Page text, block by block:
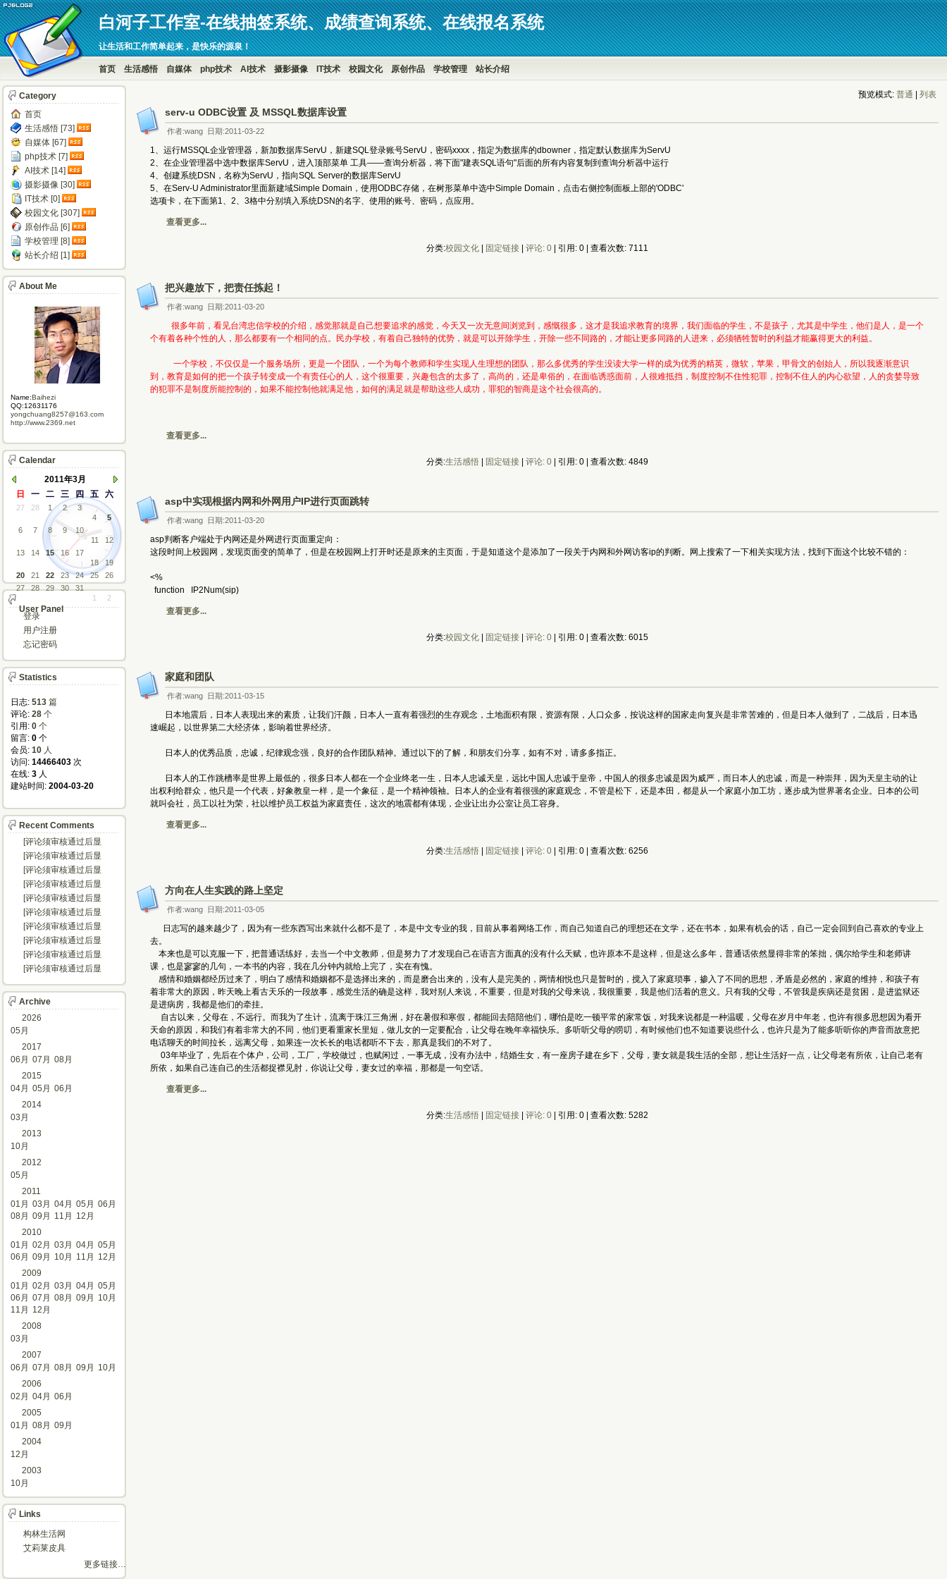
白河子工作室-在线抽签系统、成绩查询系统、在线报名系统
让生活和工作简单起来，是快乐的源泉！
首页 生活感悟 自媒体 php技术 AI技术 摄影摄像 IT技术 校园文化 原创作品 学校管理 站长介绍
预览模式: 普通 列表
serv-u ODBC设置 及 MSSQL数据库设置
作者:wang 日期:2011-03-22
1、运行MSSQL企业管理器，新加数据库ServU，新建SQL登录账号ServU，密码xxxx，指定为数据库的dbowner，指定默认数据库为ServU
2、在企业管理器中选中数据库ServU，进入顶部菜单 工具——查询分析器，将下面"建表SQL语句"后面的所有内容复制到查询分析器中运行
4、创建系统DSN，名称为ServU，指向SQL Server的数据库ServU
5、在Serv-U Administrator里面新建域Simple Domain，使用ODBC存储，在树形菜单中选中Simple Domain，点击右侧控制面板上部的'ODBC'
选项卡，在下面第1、2、3格中分别填入系统DSN的名字、使用的账号、密码，点应用。
查看更多...
分类:校园文化| 固定链接| 评论: 0| 引用: 0 | 查看次数: 7111
把兴趣放下，把责任拣起！
作者:wang 日期:2011-03-20
很多年前，看见台湾忠信学校的介绍，感觉那就是自己想要追求的感觉，今天又一次无意间浏览到，感慨很多，这才是我追求教育的境界，我们面临的学生，不是孩子，尤其是中学生，他们是人，是一个
个有着各种个性的人，那么都要有一个相同的点。民办学校，有着自己独特的优势，就是可以开除学生，开除一些不同路的，才能让更多同路的人进来，必须牺牲暂时的利益才能赢得更大的利益。
一个学校，不仅仅是一个服务场所，更是一个团队，一个为每个教师和学生实现人生理想的团队，那么多优秀的学生没读大学一样的成为优秀的精英，微软，苹果，甲骨文的创始人，所以我逐渐意识
到，教育是如何的把一个孩子转变成一个有责任心的人，这个很重要，兴趣包含的太多了，高尚的，还是卑俗的，在面临诱惑面前，人很难抵挡，制度控制不住性犯罪，控制不住人的内心欲望，人的贪婪导致
的犯罪不是制度所能控制的，如果不能控制他就满足他，如何的满足就是帮助这些人成功，罪犯的智商是这个社会很高的。
查看更多...
分类:生活感悟| 固定链接| 评论: 0| 引用: 0 | 查看次数: 4849
asp中实现根据内网和外网用户IP进行页面跳转
作者:wang 日期:2011-03-20
asp判断客户端处于内网还是外网进行页面重定向：
这段时间上校园网，发现页面变的简单了，但是在校园网上打开时还是原来的主页面，于是知道这个是添加了一段关于内网和外网访客ip的判断。网上搜索了一下相关实现方法，找到下面这个比较不错的：
<%
function IP2Num(sip)
查看更多...
分类:校园文化| 固定链接| 评论: 0| 引用: 0 | 查看次数: 6015
家庭和团队
作者:wang 日期:2011-03-15
日本地震后，日本人表现出来的素质，让我们汗颜，日本人一直有着强烈的生存观念，土地面积有限，资源有限，人口众多，按说这样的国家走向复兴是非常苦难的，但是日本人做到了，二战后，日本迅
速崛起，以世界第二大经济体，影响着世界经济。
日本人的优秀品质，忠诚，纪律观念强，良好的合作团队精神。通过以下的了解，和朋友们分享，如有不对，请多多指正。
日本人的工作跳槽率是世界上最低的，很多日本人都在一个企业终老一生，日本人忠诚天皇，远比中国人忠诚于皇帝，中国人的很多忠诚是因为威严，而日本人的忠诚，而是一种崇拜，因为天皇主动的让
出权利给群众，他只是一个代表，好象教皇一样，是一个象征，是一个精神领袖。日本人的企业有着很强的家庭观念，不管是松下，还是本田，都是从一个家庭小加工坊，逐步成为世界著名企业。日本的公司
就叫会社，员工以社为荣，社以维护员工权益为家庭责任，这次的地震都有体现，企业让出办公室让员工容身。
查看更多...
分类:生活感悟| 固定链接| 评论: 0| 引用: 0 | 查看次数: 6256
方向在人生实践的路上坚定
作者:wang 日期:2011-03-05
日志写的越来越少了，因为有一些东西写出来就什么都不是了，本是中文专业的我，目前从事着网络工作，而自己知道自己的理想还在文学，还在书本，如果有机会的话，自己一定会回到自己喜欢的专业上
去。
本来也是可以克服一下，把普通话练好，去当一个中文教师，但是努力了才发现自己在语言方面真的没有什么天赋，也许原本不是这样，但是这么多年，普通话依然显得非常的笨拙，偶尔给学生和老师讲
课，也是寥寥的几句，一本书的内容，我在几分钟内就给上完了，实在有愧。
感情和婚姻都经历过来了，明白了感情和婚姻都不是选择出来的，而是磨合出来的，没有人是完美的，两情相悦也只是暂时的，搅入了家庭琐事，掺入了不同的思想，矛盾是必然的，家庭的维持，和孩子有
着非常大的原因，昨天晚上看古天乐的一段故事，感觉生活的确是这样，我对别人来说，不重要，但是对我的父母来说，我很重要，我是他们活着的意义。只有我的父母，不管我是疾病还是贫困，是进监狱还
是进病房，我都是他们的牵挂。
自古以来，父母在，不远行。而我为了生计，流离于珠江三角洲，好在暑假和寒假，都能回去陪陪他们，哪怕是吃一顿平常的家常饭，对我来说都是一种温暖，父母在岁月中年老，也许有很多思想因为看开
天命的原因，和我们有着非常大的不同，他们更看重家长里短，做儿女的一定要配合，让父母在晚年幸福快乐。多听听父母的唠叨，有时候他们也不知道要说些什么，也许只是为了能多听听你的声音而故意把
电话聊天的时间拉长，远离父母，如果连一次长长的电话都听不下去，那真是我们的不对了。
03年毕业了，先后在个体户，公司，工厂，学校做过，也赋闲过，一事无成，没有办法中，结婚生女，有一座房子建在乡下，父母，妻女就是我生活的全部，想让生活好一点，让父母老有所依，让自己老有
所依，如果自己连自己的生活都捉襟见肘，你说让父母，妻女过的幸福，那都是一句空话。
查看更多...
分类:生活感悟| 固定链接| 评论: 0| 引用: 0 | 查看次数: 5282
Category
首页
生活感悟 [73]
自媒体 [67]
php技术 [7]
AI技术 [14]
摄影摄像 [30]
IT技术 [0]
校园文化 [307]
原创作品 [6]
学校管理 [8]
站长介绍 [1]
About Me
Name:Baihezi
QQ:12631176
yongchuang8257@163.com
http://www.2369.net
Calendar
2011年3月
日
一 二 三 四 五 六
27 28 1 2
3
4
5
6
7 8 9
10
11
12
13
14 15 16
17
18
19
20
21 22 23 24 25
26
27
28 29 30
31
1
2
User Panel
登录
用户注册
忘记密码
Statistics
日志: 513 篇
评论: 28 个
引用: 0 个
留言: 0 个
会员: 10 人
访问: 14466403 次
在线: 3 人
建站时间: 2004-03-20
Recent Comments
[评论须审核通过后显
示...]
[评论须审核通过后显
示...]
[评论须审核通过后显
示...]
[评论须审核通过后显
示...]
[评论须审核通过后显
示...]
[评论须审核通过后显
示...]
[评论须审核通过后显
示...]
[评论须审核通过后显
示...]
[评论须审核通过后显
示...]
[评论须审核通过后显
Archive
2026
05月
2017
06月 07月 08月
2015
04月 05月 06月
2014
03月
2013
10月
2012
05月
2011
01月 03月 04月 05月 06月
08月 09月 11月
12月
2010
01月 02月 03月 04月 05月
06月 09月 10月 11月
12月
2009
01月 02月 03月 04月 05月
06月 07月 08月 09月
10月
11月
12月
2008
03月
2007
06月 07月 08月 09月
10月
2006
02月 04月 06月
2005
01月 08月 09月
2004
12月
2003
10月
Links
构林生活网
艾莉莱皮具
更多链接…